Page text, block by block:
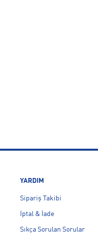
YARDIM
Sipariş Takibi
İptal & İade
Sıkça Sorulan Sorular